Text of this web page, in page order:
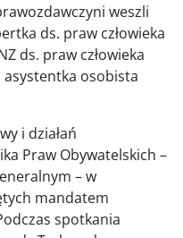
weszli
ds. praw człowieka
ds. praw człowieka
asystentka osobista
i działań
Praw Obywatelskich –
– w
mandatem
spotkania